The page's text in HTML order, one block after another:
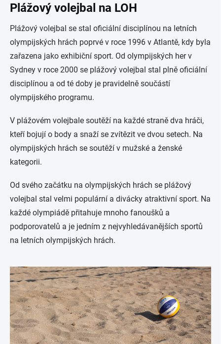
Plážový volejbal na LOH
Plážový volejbal se stal oficiální disciplínou na letních
olympijských hrách poprvé v roce 1996 v Atlantě, kdy byla
zařazena jako exhibiční sport. Od olympijských her v
Sydney v roce 2000 se plážový volejbal stal plně oficiální
disciplínou a od té doby je pravidelně součástí
olympijského programu.
V plážovém volejbale soutěží na každé straně dva hráči,
kteří bojují o body a snaží se zvítězit ve dvou setech. Na
olympijských hrách se soutěží v mužské a ženské
kategorii.
Od svého začátku na olympijských hrách se plážový
volejbal stal velmi populární a divácky atraktivní sport. Na
každé olympiádě přitahuje mnoho fanoušků a
podporovatelů a je jedním z nejvyhledávanějších sportů
na letních olympijských hrách.